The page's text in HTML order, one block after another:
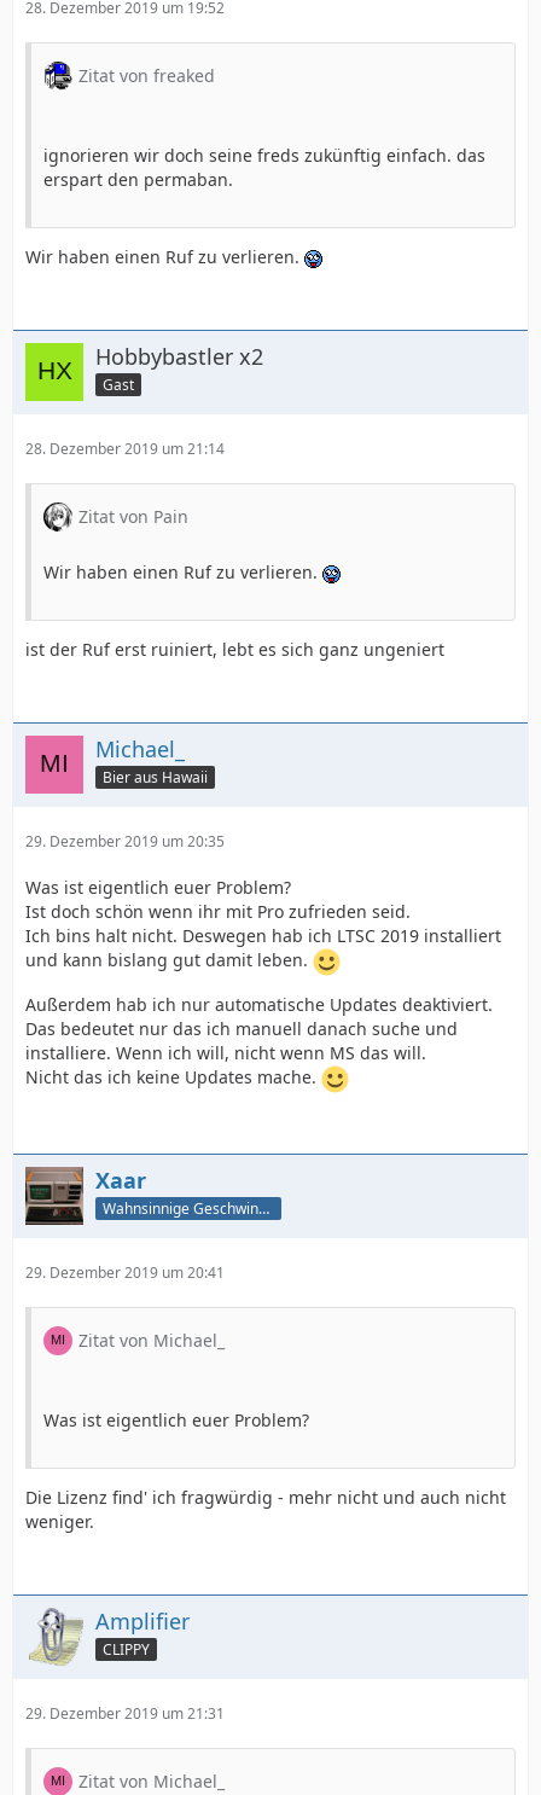
28. Dezember 2019 um 19:52
Zitat von freaked
ignorieren wir doch seine freds zukünftig einfach. das
erspart den permaban.
Wir haben einen Ruf zu verlieren.
Hobbybastler x2
Gast
28. Dezember 2019 um 21:14
Zitat von Pain
Wir haben einen Ruf zu verlieren.
ist der Ruf erst ruiniert, lebt es sich ganz ungeniert
Michael_
Bier aus Hawaii
29. Dezember 2019 um 20:35
Was ist eigentlich euer Problem?
Ist doch schön wenn ihr mit Pro zufrieden seid.
Ich bins halt nicht. Deswegen hab ich LTSC 2019 installiert
und kann bislang gut damit leben.
Außerdem hab ich nur automatische Updates deaktiviert.
Das bedeutet nur das ich manuell danach suche und
installiere. Wenn ich will, nicht wenn MS das will.
Nicht das ich keine Updates mache.
Xaar
Wahnsinnige Geschwindigkeit - und los!
29. Dezember 2019 um 20:41
Zitat von Michael_
Was ist eigentlich euer Problem?
Die Lizenz find' ich fragwürdig - mehr nicht und auch nicht
weniger.
Amplifier
CLIPPY
29. Dezember 2019 um 21:31
Zitat von Michael_